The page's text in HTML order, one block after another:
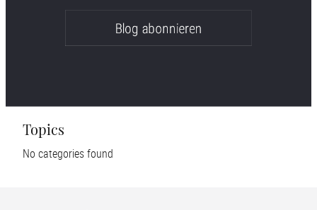
Topics
No categories found